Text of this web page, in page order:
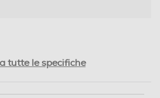
tutte le specifiche